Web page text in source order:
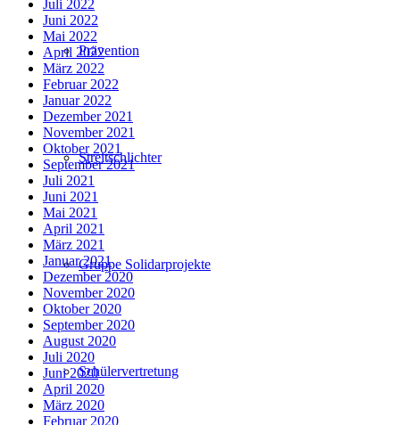
Prävention
Streitschlichter
Gruppe Solidarprojekte
Schülervertretung
Juli 2022
Juni 2022
Mai 2022
April 2022
März 2022
Februar 2022
Januar 2022
Dezember 2021
November 2021
Oktober 2021
September 2021
Juli 2021
Juni 2021
Mai 2021
April 2021
März 2021
Januar 2021
Dezember 2020
November 2020
Oktober 2020
September 2020
August 2020
Juli 2020
Juni 2020
April 2020
März 2020
Februar 2020